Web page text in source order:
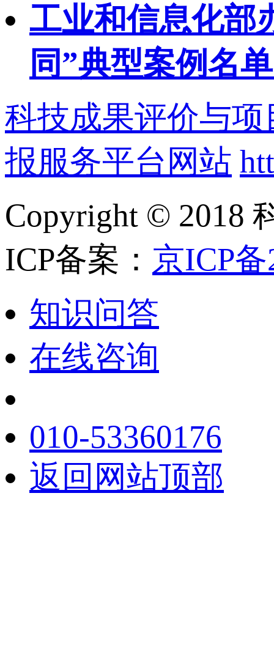
工业和信息化部
同”典型案例名
科技成果评价与
报服务平台网站
Copyright © 2018
ICP备案： 京ICP
知识问答
在线咨询
010-53360176
返回网站顶部